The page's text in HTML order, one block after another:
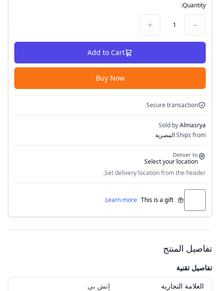
Quantity:
−
1
+
Add to Cart
Buy Now
Secure transaction
Sold byAlmasrya
Ships fromالمصرية
Deliver to
Select your location
Set delivery location from the header.
This is a gift
Learn more
تفاصيل المنتج
تفاصيل تقنية
العلامة التجارية
إتش بي